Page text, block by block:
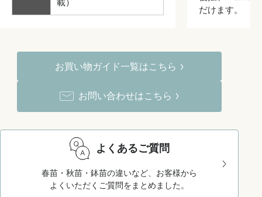
載）
だけます。
お買い物ガイド一覧はこちら
お問い合わせはこちら
よくあるご質問
春苗・秋苗・鉢苗の違いなど、お客様から
よくいただくご質問をまとめました。